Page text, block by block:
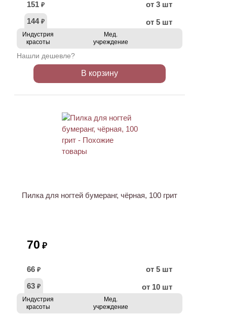
151 ₽
от 3 шт
144 ₽ от 5 шт
Индустрия
красоты
Мед.
учреждение
Нашли дешевле?
В корзину
Пилка для ногтей бумеранг, чёрная, 100 грит
70 ₽
66 ₽
от 5 шт
63 ₽ от 10 шт
Индустрия
красоты
Мед.
учреждение